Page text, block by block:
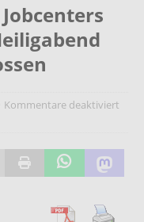
Kommentare deaktiviert